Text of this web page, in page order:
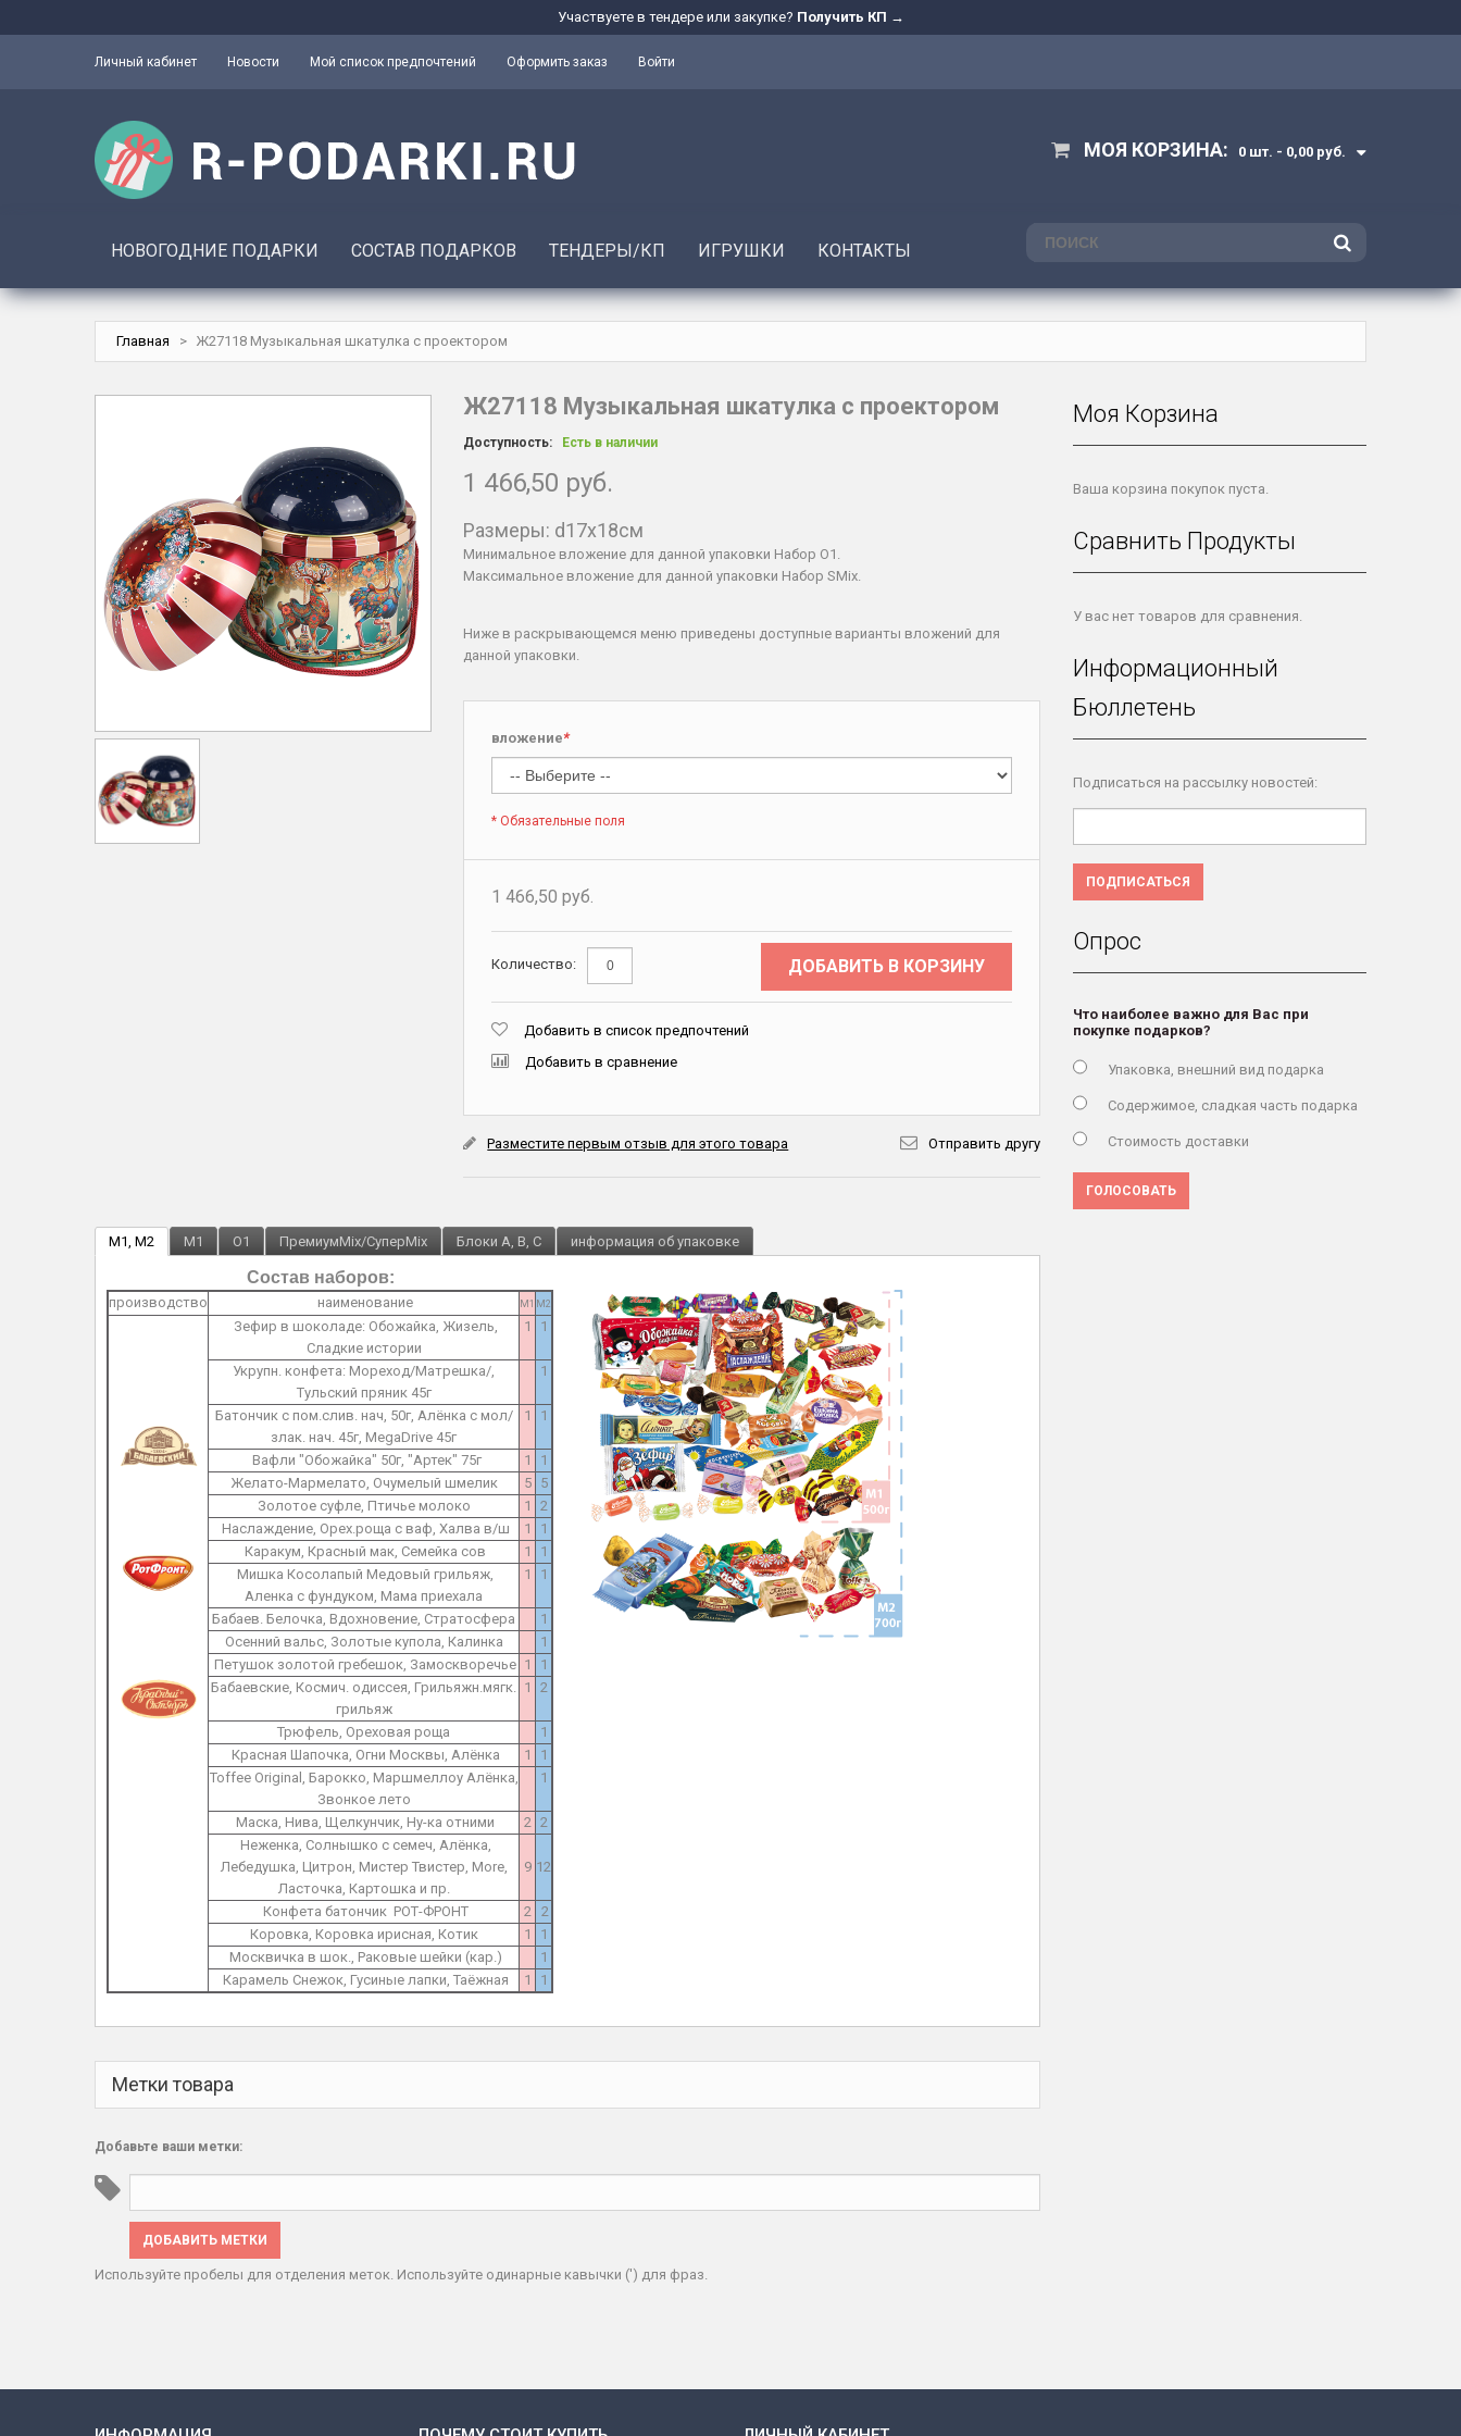
Участвуете в тендере или закупке? Получить КП →
Личный кабинет Новости Мой список предпочтений Оформить заказ Войти
МОЯ КОРЗИНА: 0 шт. - 0,00 руб.
ПОИСК
НОВОГОДНИЕ ПОДАРКИ СОСТАВ ПОДАРКОВ ТЕНДЕРЫ/КП ИГРУШКИ КОНТАКТЫ
Главная > Ж27118 Музыкальная шкатулка с проектором
Ж27118 Музыкальная шкатулка с проектором
Доступность: Есть в наличии
1 466,50 руб.
Размеры: d17x18см
Минимальное вложение для данной упаковки Набор O1.
Максимальное вложение для данной упаковки Набор SMix.
Ниже в раскрывающемся меню приведены доступные варианты вложений для
данной упаковки.
*
вложение
* Обязательные поля
1 466,50 руб.
Количество: ДОБАВИТЬ В КОРЗИНУ
Добавить в список предпочтений
Добавить в сравнение
Разместите первым отзыв для этого товара Отправить другу
M1, M2 M1 O1 ПремиумMix/СуперMix Блоки A, B, C информация об упаковке
Состав наборов:
производство наименование M1 M2
Зефир в шоколаде: Обожайка, Жизель,
Сладкие истории
1 1
Укрупн. конфета: Мореход/Матрешка/,
Тульский пряник 45г
1
Батончик с пом.слив. нач, 50г, Алёнка с мол/
злак. нач. 45г, MegaDrive 45г
1 1
Вафли "Обожайка" 50г, "Артек" 75г 1
1
Желато-Мармелато, Очумелый шмелик
5
5
Золотое суфле, Птичье молоко
1
2
Наслаждение, Орех.роща с ваф, Халва в/ш
1
1
Каракум, Красный мак, Семейка сов
1
1
Мишка Косолапый Медовый грильяж,
Аленка с фундуком, Мама приехала
1 1
Бабаев. Белочка, Вдохновение, Стратосфера
1
Осенний вальс, Золотые купола, Калинка
1
Петушок золотой гребешок, Замоскворечье 1
1
Бабаевские, Космич. одиссея, Грильяжн.мягк.
грильяж
1 2
Трюфель, Ореховая роща
1
Красная Шапочка, Огни Москвы, Алёнка
1
1
Toffee Original, Барокко, Маршмеллоу Алёнка,
Звонкое лето
1
Маска, Нива, Щелкунчик, Ну-ка отними 2 2
Неженка, Солнышко с семеч, Алёнка,
Лебедушка, Цитрон, Мистер Твистер, More,
Ласточка, Картошка и пр.
9 12
Конфета батончик РОТ-ФРОНТ 2
2
Коровка, Коровка ирисная, Котик
1
1
Москвичка в шок., Раковые шейки (кар.)
1
Карамель Снежок, Гусиные лапки, Таёжная
1 1
Метки товара
Добавьте ваши метки:
ДОБАВИТЬ МЕТКИ
Используйте пробелы для отделения меток. Используйте одинарные кавычки (') для фраз.
Моя Корзина
Ваша корзина покупок пуста.
Сравнить Продукты
У вас нет товаров для сравнения.
Информационный
Бюллетень
Подписаться на рассылку новостей:
ПОДПИСАТЬСЯ
Опрос
Что наиболее важно для Вас при
покупке подарков?
Упаковка, внешний вид подарка
Содержимое, сладкая часть подарка
Стоимость доставки
ГОЛОСОВАТЬ